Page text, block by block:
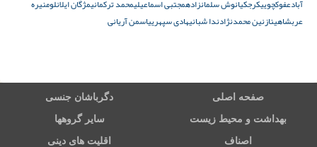
آبادعفوکچوییکرجکیانوش سلمانزادهمجتبی اسماعیلیمحمد ترکمانیمژگان ایلانلومنیره
عربشاهینازنین محمدنژادندا شبانیهادی سپهرییاسمن آریانی
صفحه اصلی دگرباشان جنسی
بهداشت و محیط زیست سایر گروهها
اصناف اقلیت های دینی